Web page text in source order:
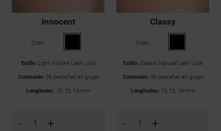
Innocent
Color:
Estilo: Light Volume Lash Look
Contenido: 36 pestañas en grupo
Longitudes: 10, 12, 14 mm
- +
Classy
Color:
Estilo: Classic Natural Lash Look
Contenido: 36 pestañas en grupo
Longitudes: 10, 12, 14 mm
- +